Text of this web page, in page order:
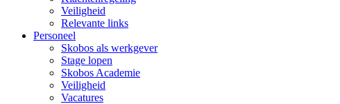
Veiligheid
Relevante links
Personeel
Skobos als werkgever
Stage lopen
Skobos Academie
Veiligheid
Vacatures